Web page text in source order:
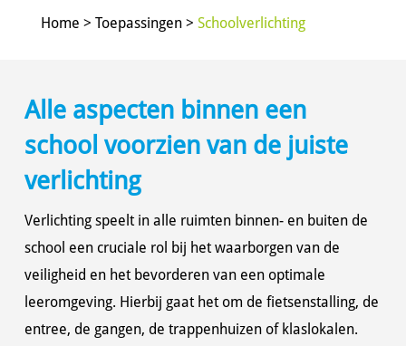
Home > Toepassingen > Schoolverlichting
Alle aspecten binnen een
school voorzien van de juiste
verlichting
Verlichting speelt in alle ruimten binnen- en buiten de
school een cruciale rol bij het waarborgen van de
veiligheid en het bevorderen van een optimale
leeromgeving. Hierbij gaat het om de fietsenstalling, de
entree, de gangen, de trappenhuizen of klaslokalen.